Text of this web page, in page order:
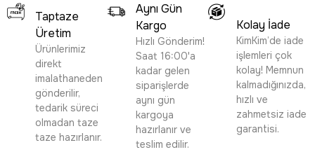
Taptaze
Üretim
Ürünlerimiz
direkt
imalathaneden
gönderilir,
tedarik süreci
olmadan taze
taze hazırlanır.
Aynı Gün
Kargo
Hızlı Gönderim!
Saat 16:00'a
kadar gelen
siparişlerde
aynı gün
kargoya
hazırlanır ve
teslim edilir.
Kolay İade
KimKim’de iade
işlemleri çok
kolay! Memnun
kalmadığınızda,
hızlı ve
zahmetsiz iade
garantisi.